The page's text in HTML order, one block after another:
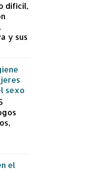
difícil,
y sus
sexo
el